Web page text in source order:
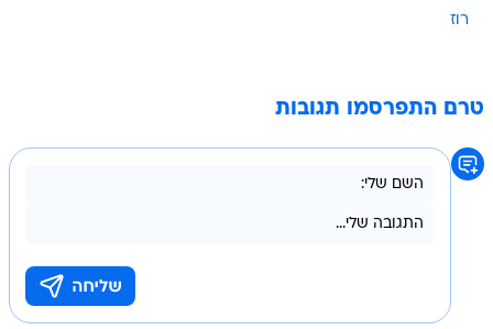
רוז
טרם התפרסמו תגובות